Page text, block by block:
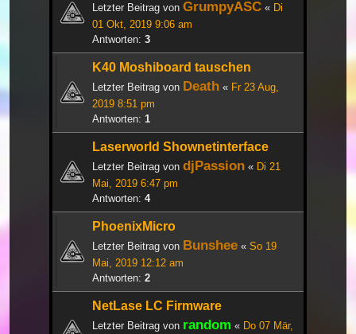
Letzter Beitrag von GrumpyASC « Di
01 Okt, 2019 9:06 am
Antworten: 3
K40 Moshiboard tauschen
Letzter Beitrag von Death « Fr 23 Aug,
2019 8:51 pm
Antworten: 1
Laserworld Shownetinterface
Letzter Beitrag von djPassion « Di 21
Mai, 2019 6:47 pm
Antworten: 4
PhoenixMicro
Letzter Beitrag von Bunshee « So 19
Mai, 2019 12:12 am
Antworten: 2
NetLase LC Firmware
Letzter Beitrag von random « Do 07 Mär,